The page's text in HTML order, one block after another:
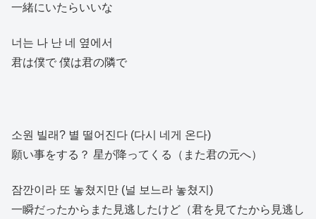
一緒にいたらいいな
너는 나 난 네 옆에서
君は僕で 僕は君の隣で
소원 빌래? 별 떨어진다 (다시 네게 온다)
願い事をする？ 星が降ってくる（また君の元へ）
잠깐이라 또 놓쳤지만 (널 보느라 놓쳤지)
一瞬だったからまた見逃したけど（君を見てたから見逃し